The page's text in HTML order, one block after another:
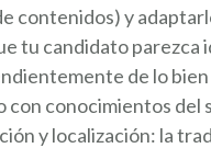
contenidos) y
tu candidato
de lo
con conocimientos
y localización: la